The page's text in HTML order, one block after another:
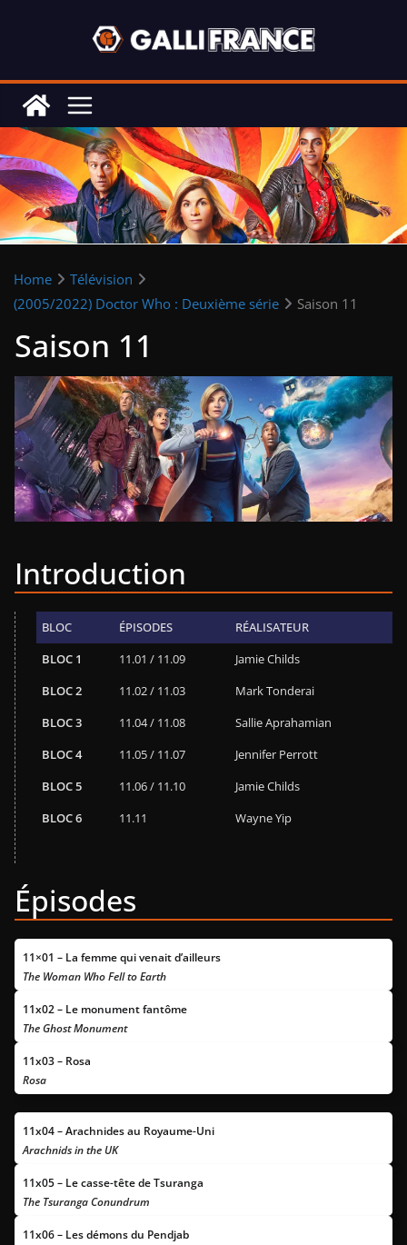
Home
Télévision
(2005/2022) Doctor Who : Deuxième série
Saison 11
Saison 11
Introduction
BLOC ÉPISODES
RÉALISATEUR
BLOC 1
11.01 / 11.09
Jamie Childs
BLOC 2
11.02 / 11.03
Mark Tonderai
BLOC 3
11.04 / 11.08
Sallie Aprahamian
BLOC 4
11.05 / 11.07
Jennifer Perrott
BLOC 5
11.06 / 11.10
Jamie Childs
BLOC 6
11.11 Wayne Yip
Épisodes
11×01 – La femme qui venait d’ailleurs
The Woman Who Fell to Earth
11x02 – Le monument fantôme
The Ghost Monument
11x03 – Rosa
Rosa
11x04 – Arachnides au Royaume-Uni
Arachnids in the UK
11x05 – Le casse-tête de Tsuranga
The Tsuranga Conundrum
11x06 – Les démons du Pendjab